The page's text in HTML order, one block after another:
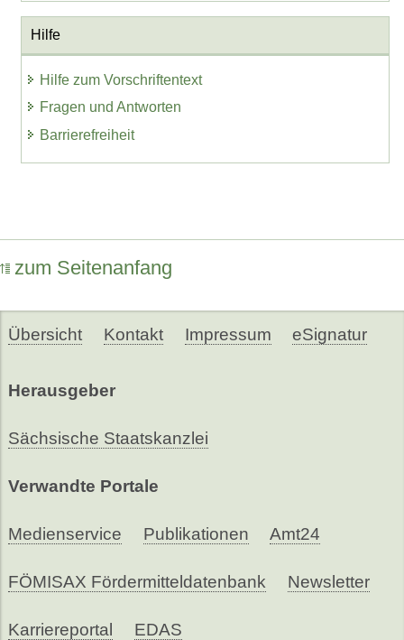
Hilfe
Hilfe zum Vorschriftentext
Fragen und Antworten
Barrierefreiheit
zum Seitenanfang
Übersicht Kontakt Impressum eSignatur
Herausgeber
Sächsische Staatskanzlei
Verwandte Portale
Medienservice Publikationen Amt24
FÖMISAX Fördermitteldatenbank Newsletter
Karriereportal EDAS